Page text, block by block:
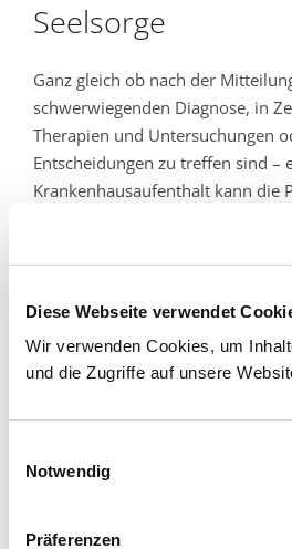
Diese Webseite verwendet
Wir verwenden Cookies, um
und die Zugriffe auf unsere
Notwendig
Präferenzen
Seelsorge
Ganz gleich ob nach der
schwerwiegenden Diagnose, in
Therapien und Untersuchungen
Entscheidungen zu treffen sind –
Krankenhausaufenthalt kann die
Gesprächspartner zur Verfügung,
ihrer Situation neue Kraft gibt.
Krankenhaus Siegen weiß sich